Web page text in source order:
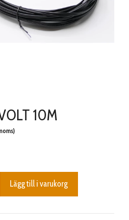
10M
CABEL
Lägg till i varukorg